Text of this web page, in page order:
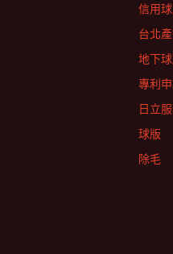
信用
台北
地下
專利
日立
球版
除毛